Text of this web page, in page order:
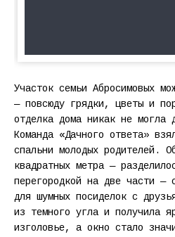
Участок семьи Абросимовых
— повсюду грядки, цветы и
отделка дома никак не могла
Команда «Дачного ответа»
спальни молодых родителей.
квадратных метра —
перегородкой на две части —
для шумных посиделок с
из темного угла и получила
изголовье, а окно стало